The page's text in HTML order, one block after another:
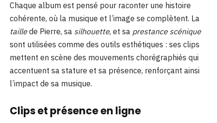
Chaque album est pensé pour raconter une histoire
cohérente, où la musique et l’image se complètent. La
taillede Pierre, sa silhouette, et sa prestance scénique
sont utilisées comme des outils esthétiques : ses clips
mettent en scène des mouvements chorégraphiés qui
accentuent sa stature et sa présence, renforçant ainsi
l’impact de sa musique.
Clips et présence en ligne